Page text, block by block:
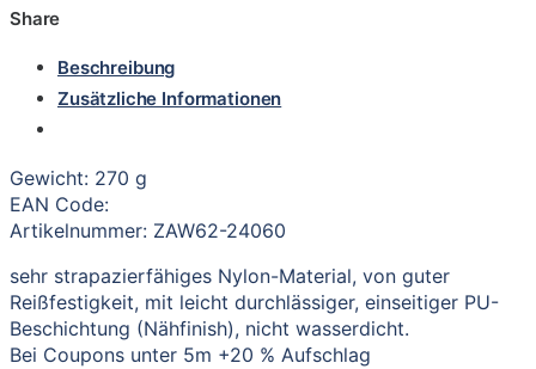
Share
Beschreibung
Zusätzliche Informationen
Gewicht: 270 g
EAN Code:
Artikelnummer: ZAW62-24060
sehr strapazierfähiges Nylon-Material, von guter
Reißfestigkeit, mit leicht durchlässiger, einseitiger PU-
Beschichtung (Nähfinish), nicht wasserdicht.
Bei Coupons unter 5m +20 % Aufschlag